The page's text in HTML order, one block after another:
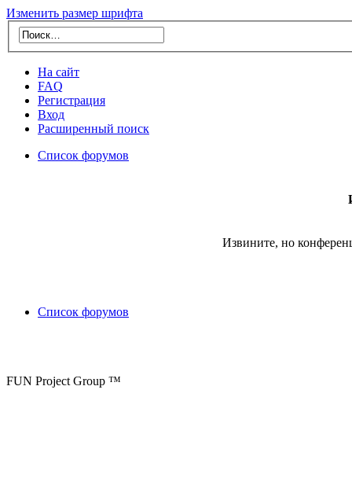
Изменить размер шрифта
На сайт
FAQ
Регистрация
Вход
Расширенный поиск
Список форумов
Извините, но
Список форумов
FUN Project Group ™